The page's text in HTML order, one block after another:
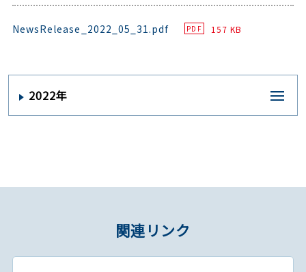
NewsRelease_2022_05_31.pdf PDF 157 KB
2022年
関連リンク